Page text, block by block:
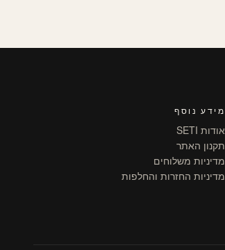
מידע נוסף
אודות SETI
תקנון האתר
מדיניות משלוחים
מדיניות החזרות והחלפות